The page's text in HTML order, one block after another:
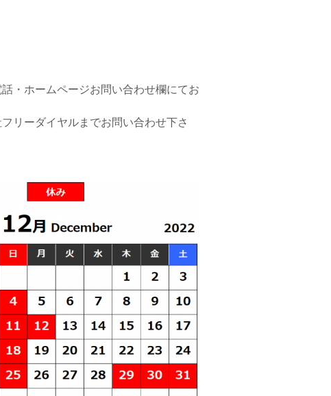
・ホームページお問い合わせ欄にてお
リーダイヤルまでお問い合わせ下さ